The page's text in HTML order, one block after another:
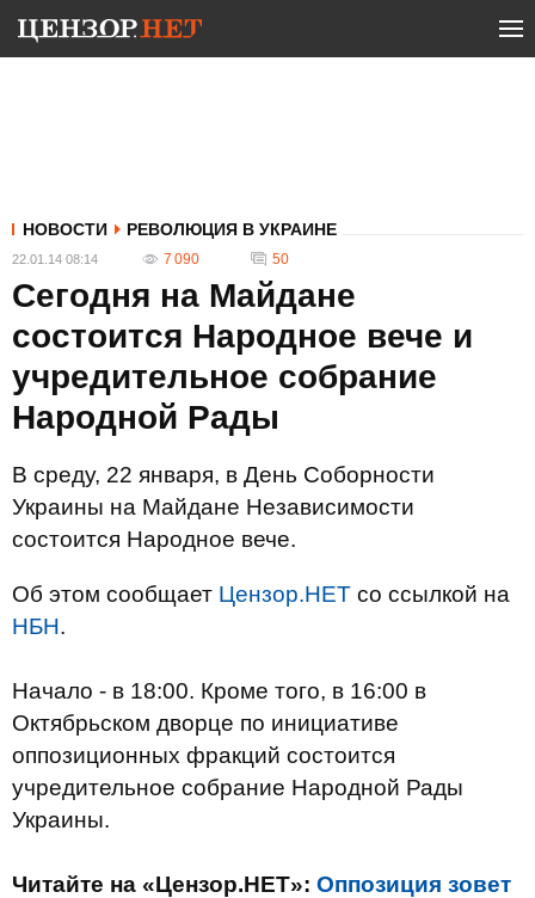
НОВОСТИ РЕВОЛЮЦИЯ В УКРАИНЕ
22.01.14 08:14 7 090 50
Сегодня на Майдане
состоится Народное вече и
учредительное собрание
Народной Рады
В среду, 22 января, в День Соборности
Украины на Майдане Независимости
состоится Народное вече.
Об этом сообщает Цензор.НЕТ со ссылкой на
НБН.
Начало - в 18:00. Кроме того, в 16:00 в
Октябрьском дворце по инициативе
оппозиционных фракций состоится
учредительное собрание Народной Рады
Украины.
Читайте на «Цензор.НЕТ»: Оппозиция зовет